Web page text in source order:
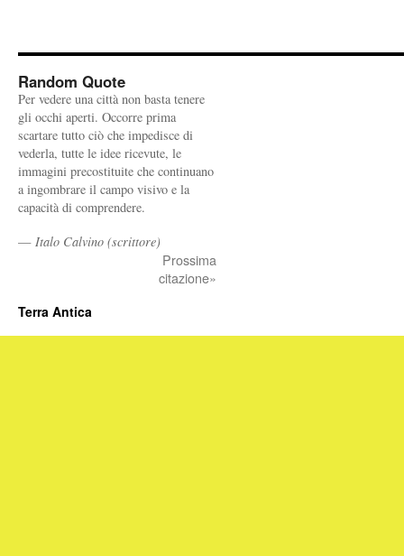
Random Quote
Per vedere una città non basta tenere
gli occhi aperti. Occorre prima
scartare tutto ciò che impedisce di
vederla, tutte le idee ricevute, le
immagini precostituite che continuano
a ingombrare il campo visivo e la
capacità di comprendere.
— Italo Calvino (scrittore)
Prossima
citazione»
Terra Antica